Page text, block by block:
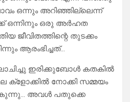
ഒന്നും അറിഞ്ഞില്ലെന്ന്
ഒന്നിനും ഒരു അർഹത
ജീവിതത്തിന്റെ തുടക്കം
ആരംഭിച്ചത്…
ഇരിക്കുബോൾ കതകിൽ
ക്ളോക്കിൽ നോക്കി സമ്മയം
അവൾ പതുക്കെ